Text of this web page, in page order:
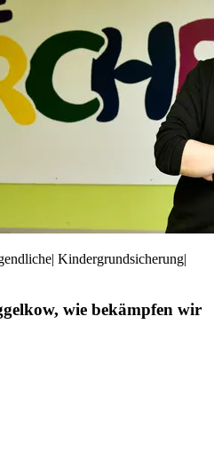
| Kindergrundsicherung|
wie bekämpfen wir